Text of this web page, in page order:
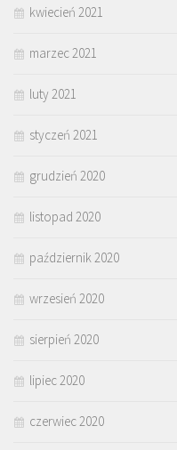
kwiecień 2021
marzec 2021
luty 2021
styczeń 2021
grudzień 2020
listopad 2020
październik 2020
wrzesień 2020
sierpień 2020
lipiec 2020
czerwiec 2020